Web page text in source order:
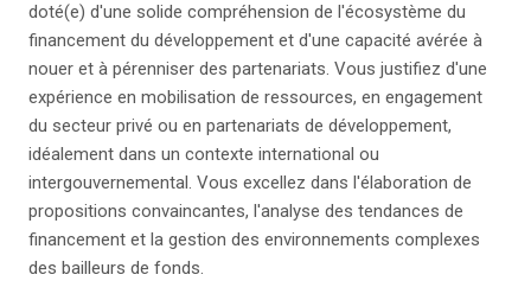
doté(e) d'une solide compréhension de l'écosystème du
financement du développement et d'une capacité avérée à
nouer et à pérenniser des partenariats. Vous justifiez d'une
expérience en mobilisation de ressources, en engagement
du secteur privé ou en partenariats de développement,
idéalement dans un contexte international ou
intergouvernemental. Vous excellez dans l'élaboration de
propositions convaincantes, l'analyse des tendances de
financement et la gestion des environnements complexes
des bailleurs de fonds.